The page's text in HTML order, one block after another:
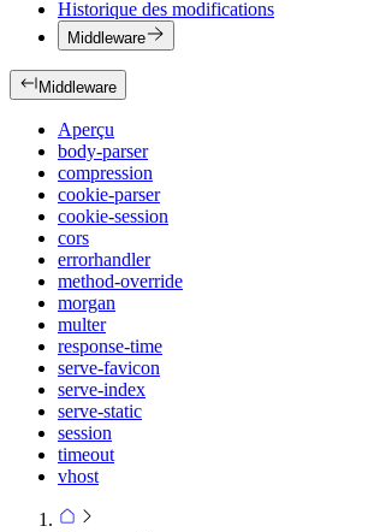
Historique des modifications
Middleware
Middleware
Aperçu
body-parser
compression
cookie-parser
cookie-session
cors
errorhandler
method-override
morgan
multer
response-time
serve-favicon
serve-index
serve-static
session
timeout
vhost